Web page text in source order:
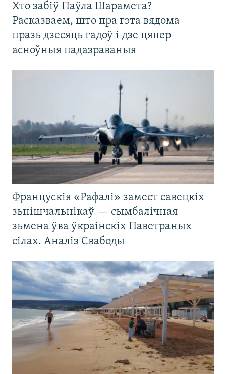
Хто забіў Паўла Шарамета?
Расказваем, што пра гэта вядома
празь дзесяць гадоў і дзе цяпер
асноўныя падазраваныя
Францускія «Рафалі» замест савецкіх
зьнішчальнікаў — сымбалічная
зьмена ўва ўкраінскіх Паветраных
сілах. Аналіз Свабоды